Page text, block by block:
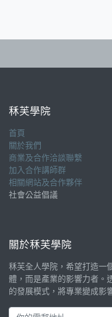
秝芙學院
首頁
關於我們
商業及合作洽談聯繫
加入合作講師群
相關網站及合作夥伴
社會公益倡議
關於秝芙學院
秝芙全人學院，希望打造一
體，而是產業的影響力者。
的發展模式，將專業變成影